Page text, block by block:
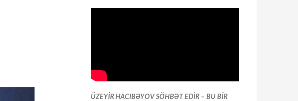
ÜZEYİR HACIBƏYOV SÖHBƏT EDİR – BU BİR